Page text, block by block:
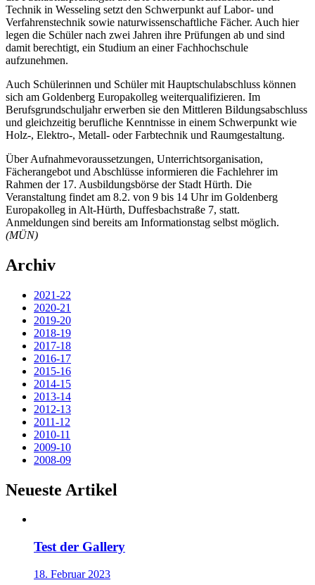
Technik in Wesseling setzt den Schwerpunkt auf Labor- und
Verfahrenstechnik sowie naturwissenschaftliche Fächer. Auch hier
legen die Schüler nach zwei Jahren ihre Prüfungen ab und sind
damit berechtigt, ein Studium an einer Fachhochschule
aufzunehmen.
Auch Schülerinnen und Schüler mit Hauptschulabschluss können
sich am Goldenberg Europakolleg weiterqualifizieren. Im
Berufsgrundschuljahr erwerben sie den Mittleren Bildungsabschluss
und gleichzeitig berufliche Kenntnisse in einem Schwerpunkt wie
Holz-, Elektro-, Metall- oder Farbtechnik und Raumgestaltung.
Über Aufnahmevoraussetzungen, Unterrichtsorganisation,
Fächerangebot und Abschlüsse informieren die Fachlehrer im
Rahmen der 17. Ausbildungsbörse der Stadt Hürth. Die
Veranstaltung findet am 8.2. von 9 bis 14 Uhr im Goldenberg
Europakolleg in Alt-Hürth, Duffesbachstraße 7, statt.
Anmeldungen sind bereits am Informationstag selbst möglich.
(MÜN)
Archiv
2021-22
2020-21
2019-20
2018-19
2017-18
2016-17
2015-16
2014-15
2013-14
2012-13
2011-12
2010-11
2009-10
2008-09
Neueste Artikel
Test der Gallery
18. Februar 2023